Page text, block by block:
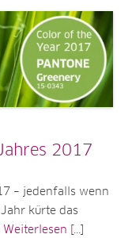
2017
– jedenfalls wenn
kürte das
Weiterlesen [...]